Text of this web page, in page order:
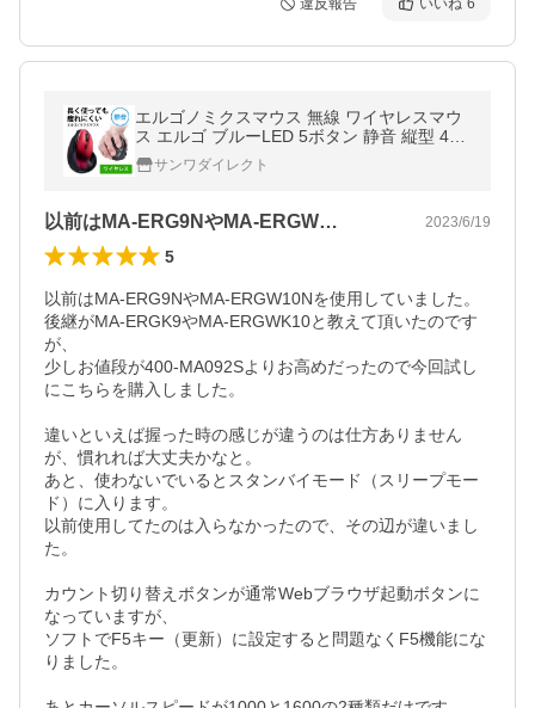
違反報告 いいね 6
エルゴノミクスマウス 無線 ワイヤレスマウ
ス エルゴ ブルーLED 5ボタン 静音 縦型 400
-MA092S
サンワダイレクト
以前はMA-ERG9NやMA-ERGW… 2023/6/19
5
以前はMA-ERG9NやMA-ERGW10Nを使用していました。
後継がMA-ERGK9やMA-ERGWK10と教えて頂いたのです
が、
少しお値段が400-MA092Sよりお高めだったので今回試し
にこちらを購入しました。
違いといえば握った時の感じが違うのは仕方ありません
が、慣れれば大丈夫かなと。
あと、使わないでいるとスタンバイモード（スリープモー
ド）に入ります。
以前使用してたのは入らなかったので、その辺が違いまし
た。
カウント切り替えボタンが通常Webブラウザ起動ボタンに
なっていますが、
ソフトでF5キー（更新）に設定すると問題なくF5機能にな
りました。